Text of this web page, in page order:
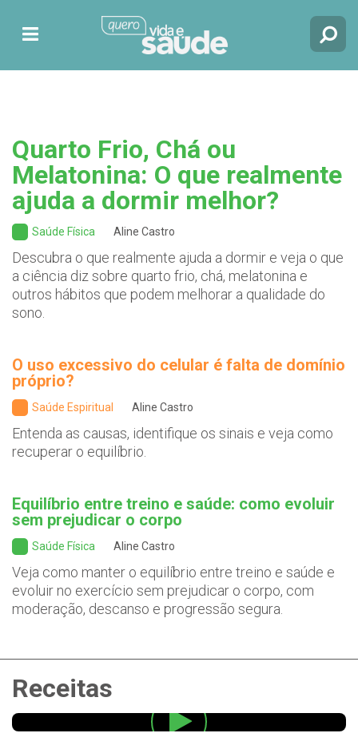
Quarto Frio, Chá ou
Melatonina: O que realmente
ajuda a dormir melhor?
Saúde Física Aline Castro
Descubra o que realmente ajuda a dormir e veja o que
a ciência diz sobre quarto frio, chá, melatonina e
outros hábitos que podem melhorar a qualidade do
sono.
O uso excessivo do celular é falta de domínio
próprio?
Saúde Espiritual Aline Castro
Entenda as causas, identifique os sinais e veja como
recuperar o equilíbrio.
Equilíbrio entre treino e saúde: como evoluir
sem prejudicar o corpo
Saúde Física Aline Castro
Veja como manter o equilíbrio entre treino e saúde e
evoluir no exercício sem prejudicar o corpo, com
moderação, descanso e progressão segura.
Receitas